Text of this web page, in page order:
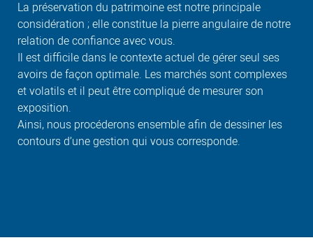
La préservation du patrimoine est notre principale
considération ; elle constitue la pierre angulaire de notre
relation de confiance avec vous.
Il est difficile dans le contexte actuel de gérer seul ses
avoirs de façon optimale. Les marchés sont complexes
et volatils et il peut être compliqué de mesurer son
exposition.
Ainsi, nous procéderons ensemble afin de dessiner les
contours d’une gestion qui vous corresponde.